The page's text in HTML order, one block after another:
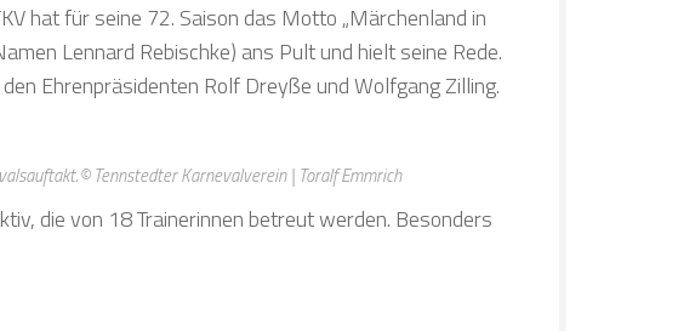
hat für seine 72. Saison das Motto „Märchenland in
Lennard Rebischke) ans Pult und hielt seine Rede.
Ehrenpräsidenten Rolf Dreyße und Wolfgang Zilling.
Tennstedter Karnevalverein | Toralf Emmrich
die von 18 Trainerinnen betreut werden. Besonders